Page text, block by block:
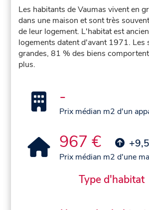
Les habitants de Vaumas vivent en
dans une maison et sont très
de leur logement. L'habitat est
logements datent d'avant 1971. Les
grandes, 81 % des biens
plus.
-
Prix médian m2 d'un
967 €
Prix médian m2 d'une
Type d'habitat